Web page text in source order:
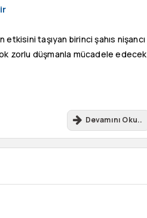
taşıyan birinci şahıs nişancı
zorlu düşmanla mücadele edecek
Devamını Oku..